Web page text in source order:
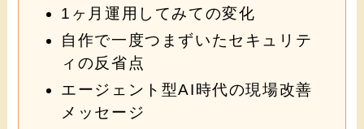
1ヶ月運用してみての変化
自作で一度つまずいたセキュリテ
ィの反省点
エージェント型AI時代の現場改善
メッセージ